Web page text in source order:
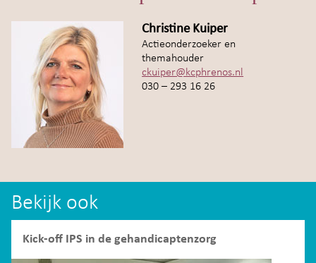
Christine Kuiper
Actieonderzoeker en
themahouder
ckuiper@kcphrenos.nl
030 – 293 16 26
Bekijk ook
Kick-off IPS in de gehandicaptenzorg